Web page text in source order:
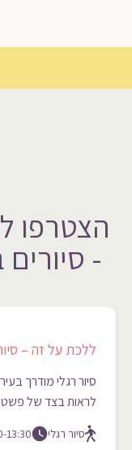
הצטרפו
-
ללכת על זה –
סיור רגלי מודרך
לראות בצד של פשט
סיור רגלי 13:30